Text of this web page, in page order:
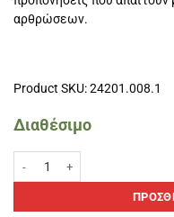
αρθρώσεων.
Product SKU: 24201.008.1
Διαθέσιμο